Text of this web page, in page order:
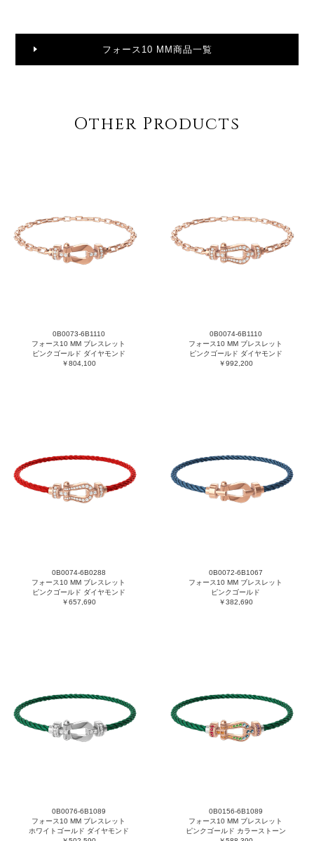
フォース10 MM商品一覧
Other Products
0B0073-6B1110
フォース10 MM ブレスレット
ピンクゴールド ダイヤモンド
￥804,100
0B0074-6B1110
フォース10 MM ブレスレット
ピンクゴールド ダイヤモンド
￥992,200
0B0074-6B0288
フォース10 MM ブレスレット
ピンクゴールド ダイヤモンド
￥657,690
0B0072-6B1067
フォース10 MM ブレスレット
ピンクゴールド
￥382,690
0B0076-6B1089
フォース10 MM ブレスレット
ホワイトゴールド ダイヤモンド
0B0156-6B1089
フォース10 MM ブレスレット
ピンクゴールド カラーストーン